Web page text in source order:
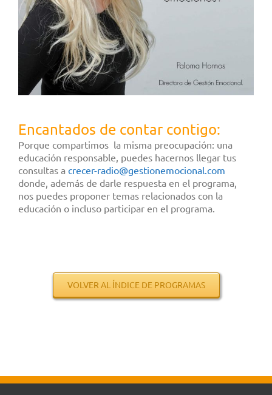
Encantados de contar contigo:
Porque compartimos la misma preocupación: una
educación responsable, puedes hacernos llegar tus
consultas a crecer-radio@gestionemocional.com
donde, además de darle respuesta en el programa,
nos puedes proponer temas relacionados con la
educación o incluso participar en el programa.
VOLVER AL ÍNDICE DE PROGRAMAS